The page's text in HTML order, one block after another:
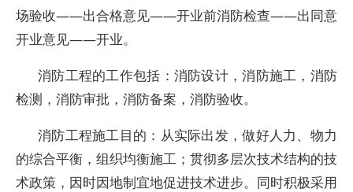
场验收——出合格意见——开业前消防检查——出同意
开业意见——开业。
消防工程的工作包括：消防设计，消防施工，消防
检测，消防审批，消防备案，消防验收。
消防工程施工目的：从实际出发，做好人力、物力
的综合平衡，组织均衡施工；贯彻多层次技术结构的技
术政策，因时因地制宜地促进技术进步。同时积极采用